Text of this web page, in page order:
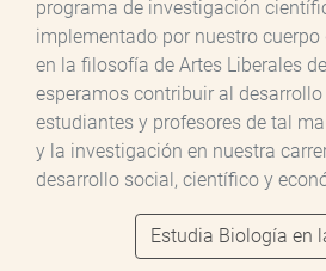
programa de investigación
implementado por nuestro
en la filosofía de Artes Liberales
esperamos contribuir al
estudiantes y profesores de tal
y la investigación en nuestra
desarrollo social, científico y
Estudia Biología en